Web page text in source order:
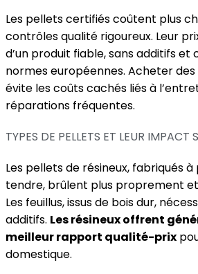
Les pellets certifiés coûtent plus
contrôles qualité rigoureux. Leur
d’un produit fiable, sans additifs et
normes européennes. Acheter
évite les coûts cachés liés à
réparations fréquentes.
TYPES DE PELLETS ET LEUR IMPACT
Les pellets de résineux, fabriqués
tendre, brûlent plus proprement
Les feuillus, issus de bois dur,
additifs. Les résineux offrent
meilleur rapport qualité-prix
domestique.